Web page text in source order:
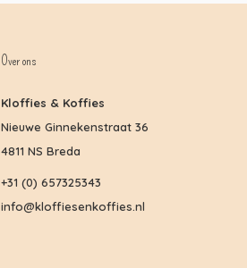
Over ons
Kloffies & Koffies
Nieuwe Ginnekenstraat 36
4811 NS Breda
+31 (0) 657325343
info@kloffiesenkoffies.nl